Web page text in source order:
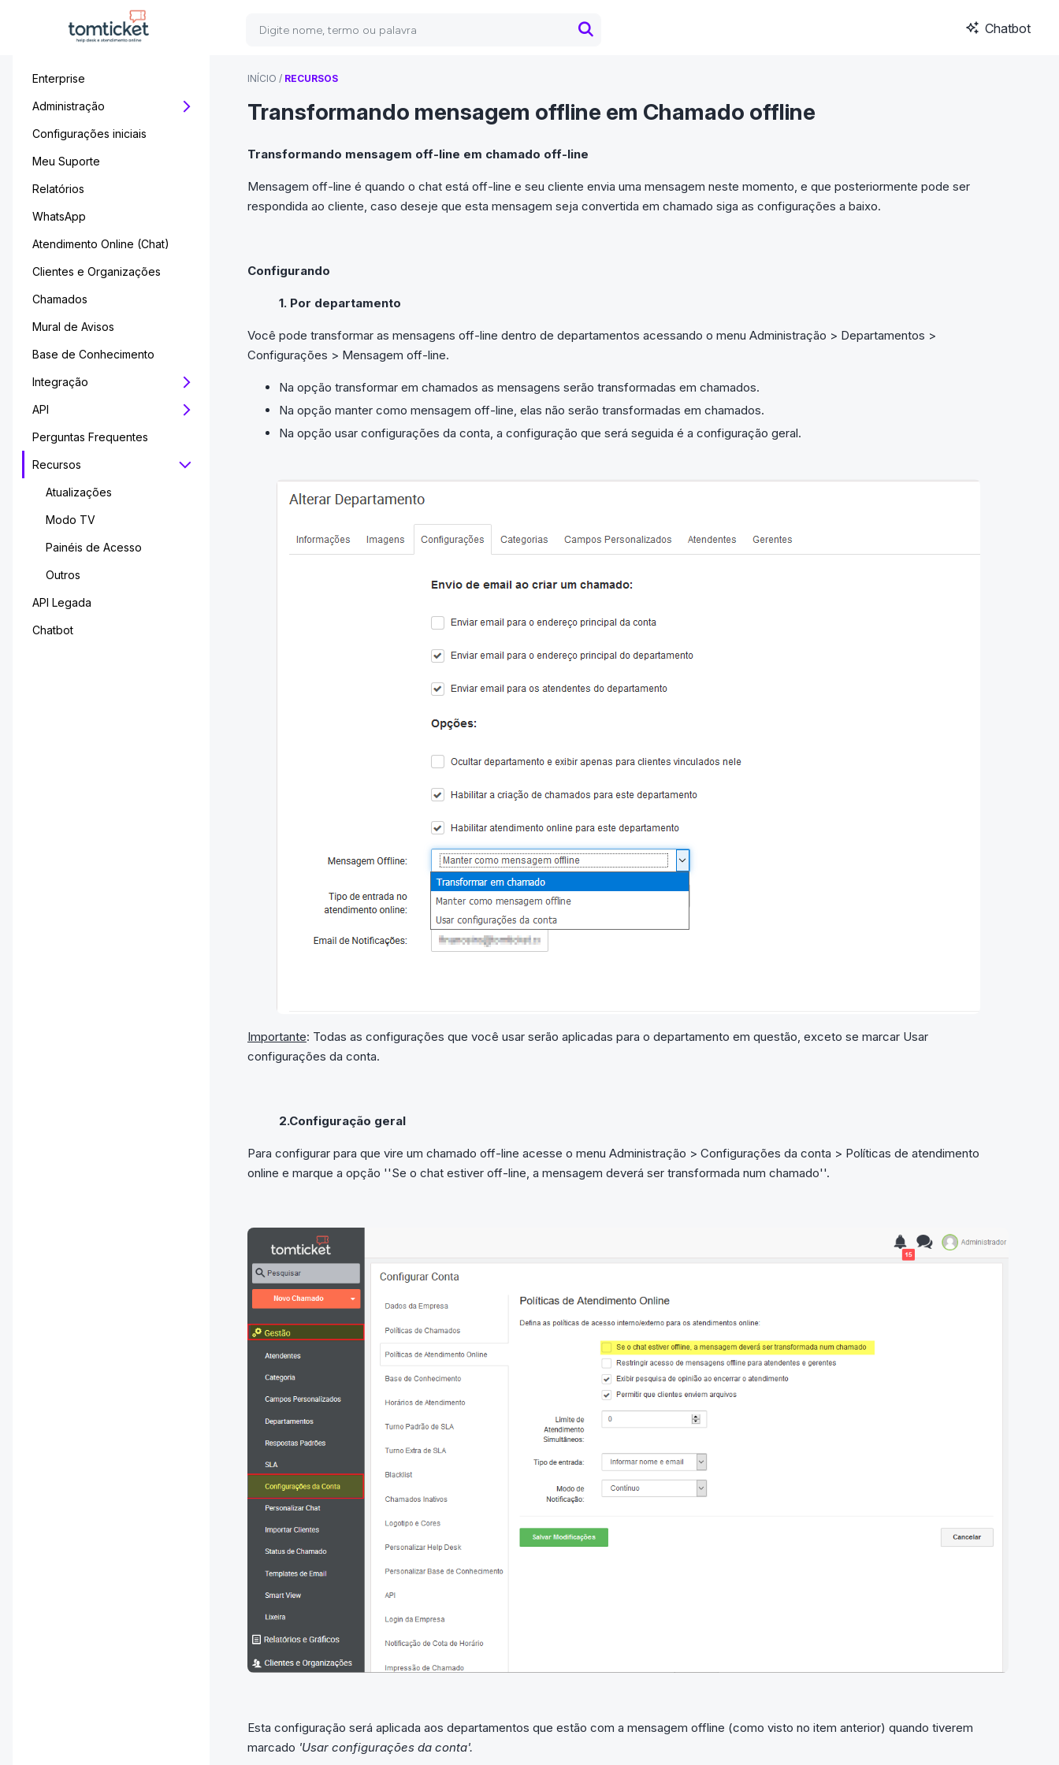
Chatbot
Enterprise
Administração
Configurações iniciais
Meu Suporte
Relatórios
WhatsApp
Atendimento Online (Chat)
Clientes e Organizações
Chamados
Mural de Avisos
Base de Conhecimento
Integração
API
Perguntas Frequentes
Recursos
Atualizações
Modo TV
Painéis de Acesso
Outros
API Legada
Chatbot
INÍCIO / RECURSOS
Transformando mensagem offline em Chamado offline
Transformando mensagem off-line em chamado off-line
Mensagem off-line é quando o chat está off-line e seu cliente envia uma mensagem neste momento, e que posteriormente pode ser
respondida ao cliente, caso deseje que esta mensagem seja convertida em chamado siga as configurações a baixo.
Configurando
1. Por departamento
Você pode transformar as mensagens off-line dentro de departamentos acessando o menu Administração > Departamentos >
Configurações > Mensagem off-line.
Na opção transformar em chamados as mensagens serão transformadas em chamados.
Na opção manter como mensagem off-line, elas não serão transformadas em chamados.
Na opção usar configurações da conta, a configuração que será seguida é a configuração geral.
Importante: Todas as configurações que você usar serão aplicadas para o departamento em questão, exceto se marcar Usar
configurações da conta.
2.Configuração geral
Para configurar para que vire um chamado off-line acesse o menu Administração > Configurações da conta > Políticas de atendimento
online e marque a opção ''Se o chat estiver off-line, a mensagem deverá ser transformada num chamado''.
Esta configuração será aplicada aos departamentos que estão com a mensagem offline (como visto no item anterior) quando tiverem
marcado 'Usar configurações da conta'.